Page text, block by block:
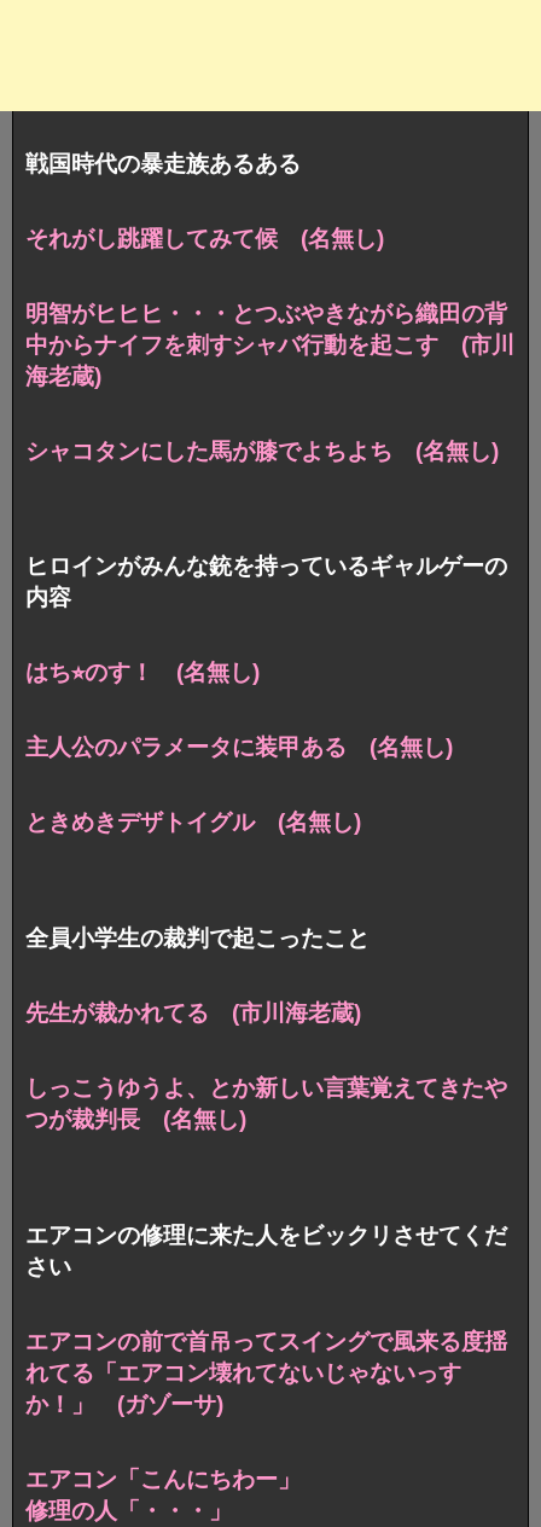
戦国時代の暴走族あるある
それがし跳躍してみて候 (名無し)
明智がヒヒヒ・・・とつぶやきながら織田の背
中からナイフを刺すシャバ行動を起こす (市川
海老蔵)
シャコタンにした馬が膝でよちよち (名無し)
ヒロインがみんな銃を持っているギャルゲーの
内容
はち⭐︎のす！ (名無し)
主人公のパラメータに装甲ある (名無し)
ときめきデザトイグル (名無し)
全員小学生の裁判で起こったこと
先生が裁かれてる (市川海老蔵)
しっこうゆうよ、とか新しい言葉覚えてきたや
つが裁判長 (名無し)
エアコンの修理に来た人をビックリさせてくだ
さい
エアコンの前で首吊ってスイングで風来る度揺
れてる「エアコン壊れてないじゃないっす
か！」 (ガゾーサ)
エアコン「こんにちわー」
修理の人「・・・」